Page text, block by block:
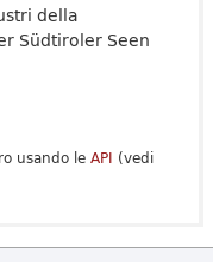
della
Südtiroler Seen
usando le API (vedi